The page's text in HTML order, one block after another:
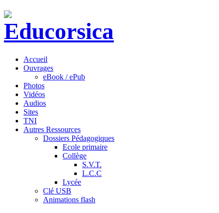
Accueil
Ouvrages
eBook / ePub
Photos
Vidéos
Audios
Sites
TNI
Autres Ressources
Dossiers Pédagogiques
Ecole primaire
Collège
S.V.T.
L.C.C
Lycée
Clé USB
Animations flash